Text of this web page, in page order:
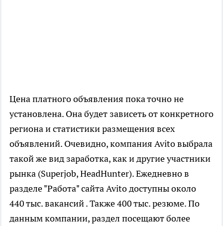
Цена платного объявления пока точно не
установлена. Она будет зависеть от конкретного
региона и статистики размещения всех
объявлений. Очевидно, компания Avito выбрала
такой же вид заработка, как и другие участники
рынка (Superjob, HeadHunter). Ежедневно в
разделе "Работа" сайта Avito доступны около
440 тыс. вакансий . Также 400 тыс. резюме. По
данным компании, раздел посещают более